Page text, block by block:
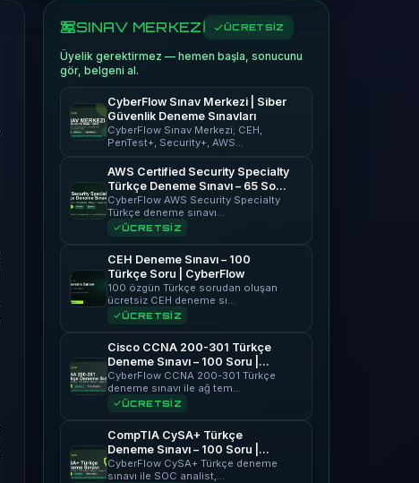
SINAV MERKEZİ ÜCRETSİZ
Üyelik gerektirmez — hemen başla, sonucunu
gör, belgeni al.
CyberFlow Sınav Merkezi | Siber
Güvenlik Deneme Sınavları
CyberFlow Sınav Merkezi; CEH,
PenTest+, Security+, AWS…
AWS Certified Security Specialty
Türkçe Deneme Sınavı – 65 Soru
| CyberFlow
CyberFlow AWS Security Specialty
Türkçe deneme sınavı…
ÜCRETSİZ
CEH Deneme Sınavı – 100
Türkçe Soru | CyberFlow
100 özgün Türkçe sorudan oluşan
ücretsiz CEH deneme sı…
ÜCRETSİZ
Cisco CCNA 200-301 Türkçe
Deneme Sınavı – 100 Soru |
CyberFlow
CyberFlow CCNA 200-301 Türkçe
deneme sınavı ile ağ tem…
ÜCRETSİZ
CompTIA CySA+ Türkçe
Deneme Sınavı – 100 Soru |
CyberFlow
CyberFlow CySA+ Türkçe deneme
sınavı ile SOC analist,…